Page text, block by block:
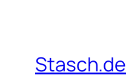
Stasch.de